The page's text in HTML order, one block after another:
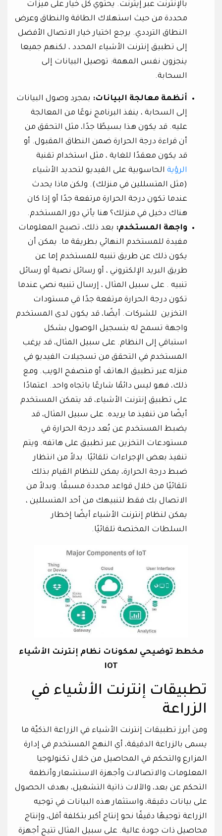
بالإنترنت عبر إيثرنت. يحتوي كل خيار على ميزات
محددة من حيث استهلاك الطاقة والنطاق وعرض
النطاق الترددي. يرجع اختيار خيار الاتصال الأفضل
إلى تطبيق إنترنت الأشياء المحدد ، لكنهم جميعا
ينجزون نفس المهمة: توصيل البيانات إلى
السحابة.
أنظمة معالجة البيانات: بمجرد وصول البيانات
إلى السحابة ، ينفذ البرنامج نوعًا من المعالجة
عليه. قد يكون هذا بسيطًا جدًا، مثل التحقق من
أن قراءة درجة الحرارة ضمن النطاق المقبول. أو
قد يكون معقدًا للغاية ، مثل استخدام تقنية
الرؤية الحاسوبية على الفيديو لتحديد الأشياء
(مثل المتسللين في منزلك). ولكن ماذا يحدث
عندما تكون درجة الحرارة مرتفعة جدًا أو إذا كان
هناك دخيل في منزلك؟ هنا يأتي دور المستخدم.
واجهة المستخدم: بعد ذلك، تصبح المعلومات
مفيدة للمستخدم النهائي بطريقة ما. يمكن أن
يكون ذلك عن طريق تنبيه للمستخدم إما عن
طريق البريد الإلكتروني ، أو رسائل نصية أو رسائل
تنبيه . على سبيل المثال ، إرسال تنبيه نصي عندما
تكون درجة الحرارة مرتفعة جدًا قي مستودات
التخزين للشركات. أيضًا، قد يكون لدى المستخدم
واجهة تسمح له بتسجيل الوصول بشكل
استباقي إلى النظام. على سبيل المثال، قد يرغب
المستخدم في التحقق من تسجيلات الفيديو في
منزله عبر تطبيق الهاتف أو متصفح الويب. ومع
ذلك، فهو ليس دائمًا شارعًا باتجاه واحد. اعتمادًا
على تطبيق إنترنت الأشياء، قد يتمكن المستخدم
أيضًا من تنفيذ ما يريده. على سبيل المثال، قد
يضبط المستخدم عن بُعد درجة الحرارة في
مستودعات التخزين عبر تطبيق على هاتفه. ويتم
تنفيذ بعض الإجراءات تلقائيًا. بدلاً من انتظار
ضبط درجة الحرارة، يمكن للنظام القيام بذلك
تلقائيًا من خلال قواعد محددة مسبقًا. وبدلاً من
الاتصال بك فقط لتنبيهك من أحد المتسللين ،
يمكن لنظام إنترنت الأشياء أيضًا إخطار
السلطات المختصة تلقائيًا.
مخطط توضيحي لمكونات نظام إنترنت الأشياء
IOT
تطبيقات إنترنت الأشياء في
الزراعة
ومن أبرز تطبيقات إنترنت الأشياء في الزراعة الذكيّة ما
يسمى بالزراعة الدقيقة، أي النهج المستخدم في إدارة
المزارع والتحكم في المحاصيل من خلال تكنولوجيا
المعلومات والاتصالات وأجهزة الاستشعار وأنظمة
التحكم عن بعد، والآلات ذاتية التشغيل، بهدف الحصول
على بيانات دقيقة، واستثمار هذه البيانات في توجيه
الزراعة توجيهًا دقيقًا نحو إنتاج أكبر بتكلفة أقل، وإنتاج
محاصيل ذات جودة عالية. على سبيل المثال تتيح أجهزة